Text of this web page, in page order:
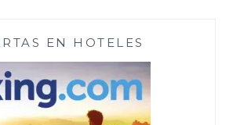
EN HOTELES